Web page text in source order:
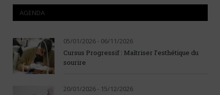
AGENDA
05/01/2026 - 06/11/2026
Cursus Progressif : Maîtriser l’esthétique du
sourire
20/01/2026 - 15/12/2026